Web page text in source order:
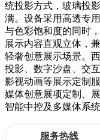
统投影方式，玻璃投
满。设备采用高透专
与色彩饱和度的同时
展示内容直观立体，
轻奢创意展示场景。
投影、数字沙盘、交
影视动画等展示定制
媒体创意展项定制、
智能中控及多媒体系
服务热线